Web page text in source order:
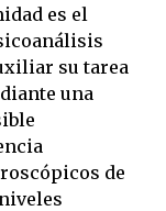
es el
su tarea
una
de